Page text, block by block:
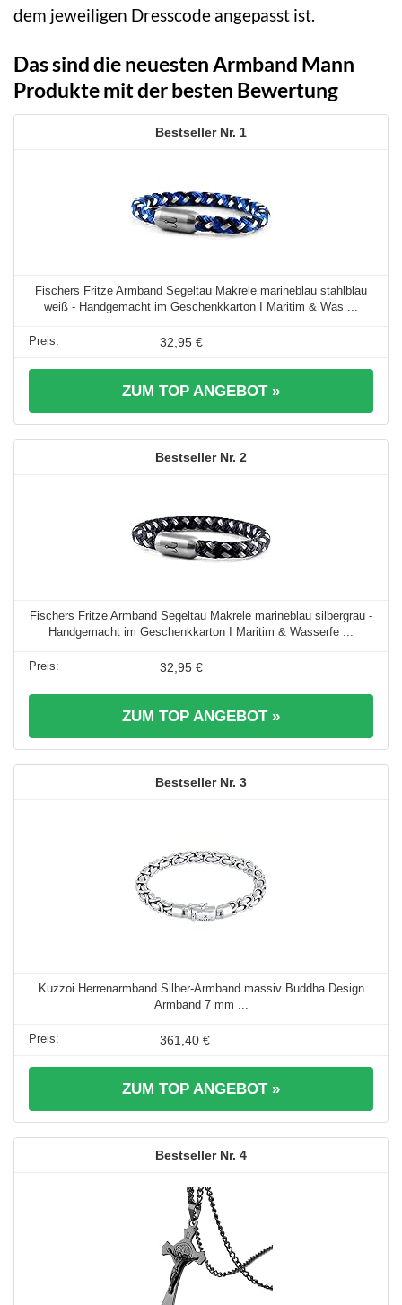
dem jeweiligen Dresscode angepasst ist.
Das sind die neuesten Armband Mann
Produkte mit der besten Bewertung
1
Fischers Fritze Armband Segeltau Makrele marineblau stahlblau
weiß - Handgemacht im Geschenkkarton I Maritim & Was ...
32,95 €
ZUM TOP ANGEBOT »
2
Fischers Fritze Armband Segeltau Makrele marineblau silbergrau -
Handgemacht im Geschenkkarton I Maritim & Wasserfe ...
32,95 €
ZUM TOP ANGEBOT »
3
Kuzzoi Herrenarmband Silber-Armband massiv Buddha Design
Armband 7 mm ...
361,40 €
ZUM TOP ANGEBOT »
4